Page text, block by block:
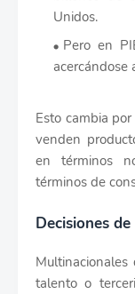
Unidos.
Pero en
acercándose
Esto cambia
venden
en términos
términos de
Decisiones
talento o